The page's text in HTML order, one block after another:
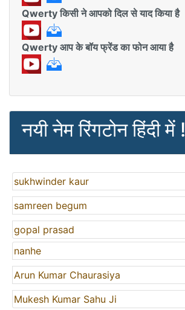
Qwerty किसी ने आपको दिल से याद किया है
Qwerty आप के बॉय फ्रेंड का फोन आया है
नयी नेम रिंगटोन हिंदी में !
sukhwinder kaur
samreen begum
gopal prasad
nanhe
Arun Kumar Chaurasiya
Mukesh Kumar Sahu Ji